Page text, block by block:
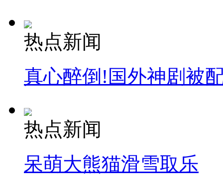
热点新闻
真心醉倒!国外神剧被
热点新闻
呆萌大熊猫滑雪取乐